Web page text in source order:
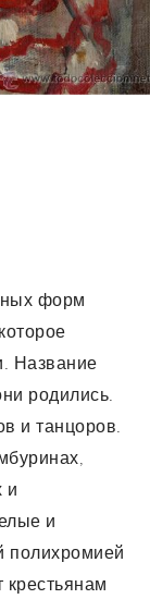
форм
Название
родились.
и танцоров.
и
и
полихромией